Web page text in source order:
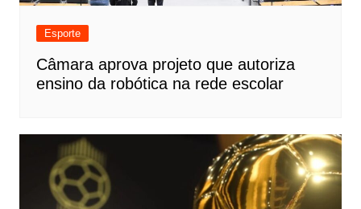
Esporte
Câmara aprova projeto que autoriza
ensino da robótica na rede escolar